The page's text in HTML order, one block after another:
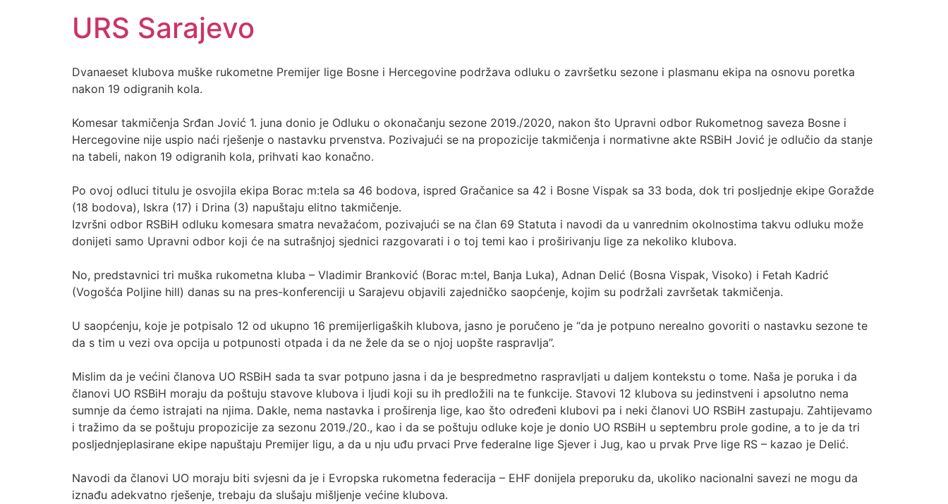
URS Sarajevo
Dvanaeset klubova muške rukometne Premijer lige Bosne i Hercegovine podržava odluku o završetku sezone i plasmanu ekipa na osnovu poretka
nakon 19 odigranih kola.
Komesar takmičenja Srđan Jović 1. juna donio je Odluku o okonačanju sezone 2019./2020, nakon što Upravni odbor Rukometnog saveza Bosne i
Hercegovine nije uspio naći rješenje o nastavku prvenstva. Pozivajući se na propozicije takmičenja i normativne akte RSBiH Jović je odlučio da stanje
na tabeli, nakon 19 odigranih kola, prihvati kao konačno.
Po ovoj odluci titulu je osvojila ekipa Borac m:tela sa 46 bodova, ispred Gračanice sa 42 i Bosne Vispak sa 33 boda, dok tri posljednje ekipe Goražde
(18 bodova), Iskra (17) i Drina (3) napuštaju elitno takmičenje.
Izvršni odbor RSBiH odluku komesara smatra nevažaćom, pozivajući se na član 69 Statuta i navodi da u vanrednim okolnostima takvu odluku može
donijeti samo Upravni odbor koji će na sutrašnjoj sjednici razgovarati i o toj temi kao i proširivanju lige za nekoliko klubova.
No, predstavnici tri muška rukometna kluba – Vladimir Branković (Borac m:tel, Banja Luka), Adnan Delić (Bosna Vispak, Visoko) i Fetah Kadrić
(Vogošća Poljine hill) danas su na pres-konferenciji u Sarajevu objavili zajedničko saopćenje, kojim su podržali završetak takmičenja.
U saopćenju, koje je potpisalo 12 od ukupno 16 premijerligaških klubova, jasno je poručeno je “da je potpuno nerealno govoriti o nastavku sezone te
da s tim u vezi ova opcija u potpunosti otpada i da ne žele da se o njoj uopšte raspravlja”.
Mislim da je većini članova UO RSBiH sada ta svar potpuno jasna i da je bespredmetno raspravljati u daljem kontekstu o tome. Naša je poruka i da
članovi UO RSBiH moraju da poštuju stavove klubova i ljudi koji su ih predložili na te funkcije. Stavovi 12 klubova su jedinstveni i apsolutno nema
sumnje da ćemo istrajati na njima. Dakle, nema nastavka i proširenja lige, kao što određeni klubovi pa i neki članovi UO RSBiH zastupaju. Zahtijevamo
i tražimo da se poštuju propozicije za sezonu 2019./20., kao i da se poštuju odluke koje je donio UO RSBiH u septembru prole godine, a to je da tri
posljednjeplasirane ekipe napuštaju Premijer ligu, a da u nju uđu prvaci Prve federalne lige Sjever i Jug, kao u prvak Prve lige RS – kazao je Delić.
Navodi da članovi UO moraju biti svjesni da je i Evropska rukometna federacija – EHF donijela preporuku da, ukoliko nacionalni savezi ne mogu da
iznađu adekvatno rješenje, trebaju da slušaju mišljenje većine klubova.